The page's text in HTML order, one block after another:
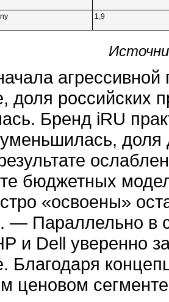
1,9
доля российских
Бренд iRU
доля
бюджетных
«освоены»
— Параллельно в
и Dell уверенно
Благодаря
ценовом